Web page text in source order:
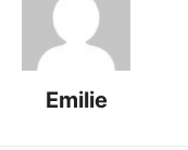
Emilie